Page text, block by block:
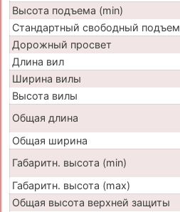
Высота подъема (min)
Стандартный свободный подъем
Дорожный просвет
Длина вил
Ширина вилы
Высота вилы
Общая длина
Общая ширина
Габаритн. высота (min)
Габаритн. высота (max)
Общая высота верхней защиты